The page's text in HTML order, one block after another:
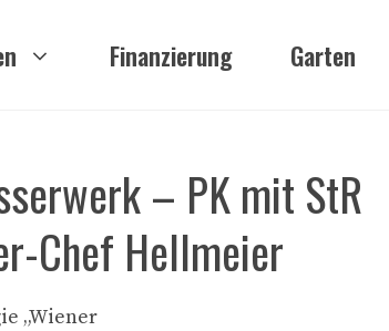
Finanzierung Garten
– PK mit StR
Chef Hellmeier
„Wiener